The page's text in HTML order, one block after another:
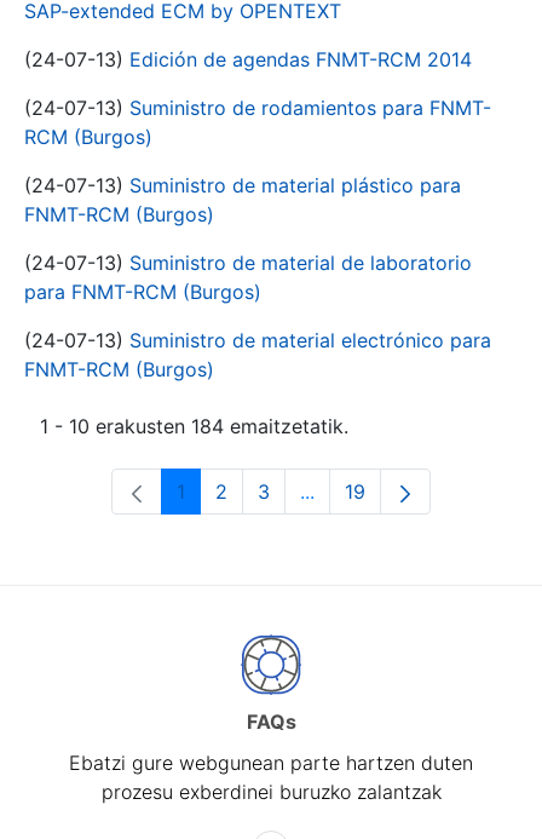
SAP-extended ECM by OPENTEXT
(24-07-13) Edición de agendas FNMT-RCM 2014
(24-07-13) Suministro de rodamientos para FNMT-
RCM (Burgos)
(24-07-13) Suministro de material plástico para
FNMT-RCM (Burgos)
(24-07-13) Suministro de material de laboratorio
para FNMT-RCM (Burgos)
(24-07-13) Suministro de material electrónico para
FNMT-RCM (Burgos)
1 - 10 erakusten 184 emaitzetatik.
Orrialdea
1 Orrialdea
2 Orrialdea
3 ...Intermediate Pages Use
Orrialdea
19
FAQs
Ebatzi gure webgunean parte hartzen duten
prozesu exberdinei buruzko zalantzak